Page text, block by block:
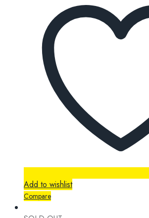
Add to wishlist
Compare